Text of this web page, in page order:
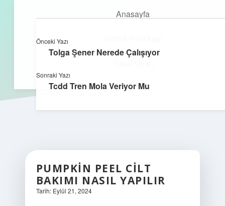
Anasayfa
aç
kefa.com.tr
PUMPKIN PEEL CILT
BAKIMI NASIL YAPILIR
Tarih: Eylül 21, 2024
Önceki Yazı
Tolga Şener Nerede Çalışıyor
Sonraki Yazı
Tcdd Tren Mola Veriyor Mu